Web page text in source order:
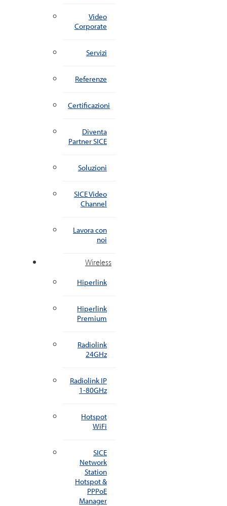
Video
Corporate
Servizi
Referenze
Certificazioni
Diventa
Partner SICE
Soluzioni
SICE Video
Channel
Lavora con
noi
Wireless
Hiperlink
Hiperlink
Premium
Radiolink
24GHz
Radiolink IP
1-80GHz
Hotspot
WiFi
SICE
Network
Station
Hotspot &
PPPoE
Manager